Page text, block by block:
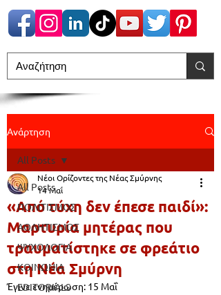
Ανάρτηση
All Posts
ΠΟΛΙΤΙΣΜΟΣ
ΑΘΛΗΤΙΣΜΟΣ
ΨΥΧΟΛΟΓΙΑ
ΚΟΙΝΩΝΙΑ
EDITORIALS
All Posts
«Από τύχη δεν έπεσε παιδί»:
Μαρτυρία μητέρας που
τραυματίστηκε σε φρεάτιο
στη Νέα Σμύρνη
Νέοι Ορίζοντες της Νέας Σμύρνης
14 Μαΐ
Έγινε ενημέρωση: 15 Μαΐ